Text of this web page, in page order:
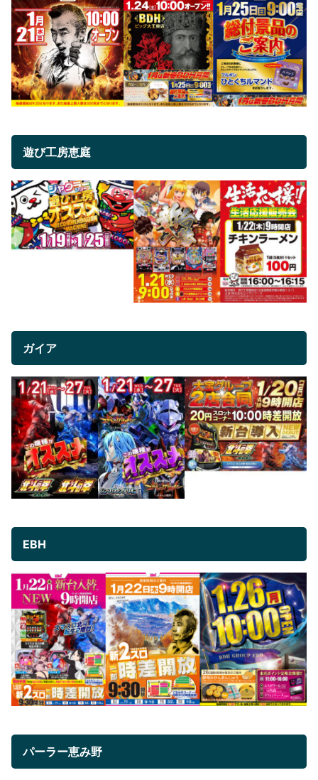
遊び工房恵庭
ガイア
EBH
パーラー恵み野